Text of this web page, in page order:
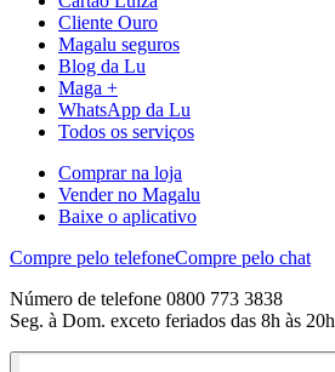
Cliente Ouro
Magalu seguros
Blog da Lu
Maga +
WhatsApp da Lu
Todos os serviços
Comprar na loja
Vender no Magalu
Baixe o aplicativo
Compre pelo telefoneCompre pelo chat
Número de telefone 0800 773 3838
Seg. à Dom. exceto feriados das 8h às 20h